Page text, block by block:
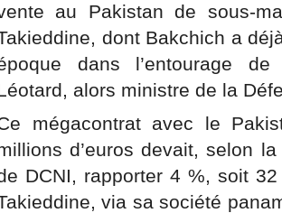
au Pakistan de sous-
dont Bakchich a
dans l’entourage
alors ministre de la
mégacontrat avec le
d’euros devait, selon
DCNI, rapporter 4 %, soit
via sa société